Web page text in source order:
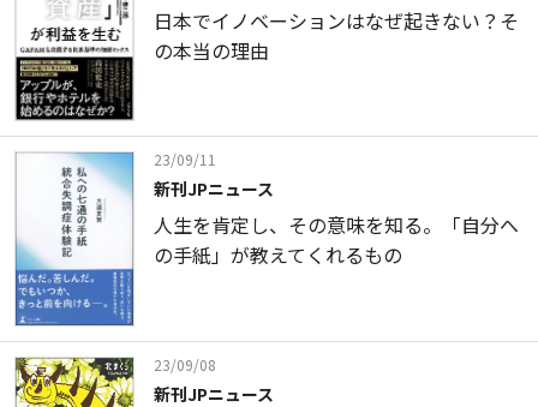
日本でイノベーションはなぜ起きない？そ
の本当の理由
23/09/11
新刊JPニュース
人生を肯定し、その意味を知る。「自分へ
の手紙」が教えてくれるもの
23/09/08
新刊JPニュース